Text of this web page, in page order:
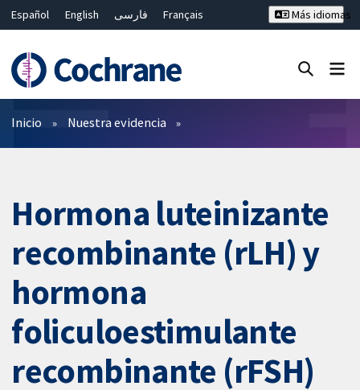
Español English فارسی
Français
Bahasa Malaysia
ไทย 繁體中文
Más idiomas
Filtros
Inicio Nuestra evidencia
Hormona luteinizante
recombinante (rLH) y
hormona
foliculoestimulante
recombinante (rFSH)